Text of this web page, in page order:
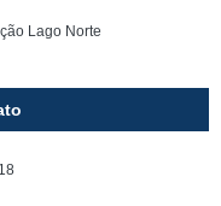
Lago Norte